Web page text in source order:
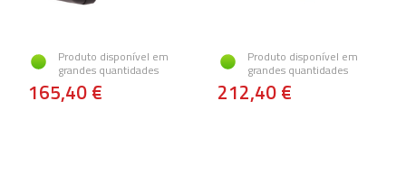
Produto disponível em
grandes quantidades
165,40 €
Produto disponível em
grandes quantidades
212,40 €